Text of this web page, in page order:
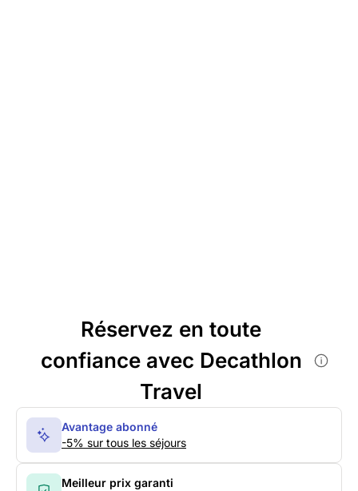
Réservez en toute
confiance avec Decathlon
Travel
Avantage abonné
-5% sur tous les séjours
Meilleur prix garanti